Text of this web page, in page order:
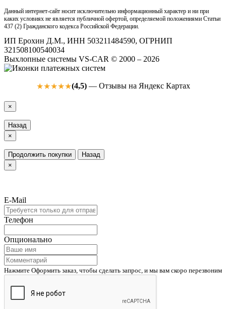
Данный интернет-сайт носит исключительно информационный характер и ни при
каких условиях не является публичной офертой, определяемой положениями Статьи
437 (2) Гражданского кодекса Российской Федерации.
ИП Ерохин Д.М., ИНН 503211484590, ОГРНИП
321508100540034
Выхлопные системы VS-CAR © 2000 – 2026
★★★★★(4,5)— Отзывы на Яндекс Картах
×
Назад
×
Продолжить покупки
Назад
×
E-Mail
Телефон
Опционально
Нажмите Оформить заказ, чтобы сделать запрос, и мы вам скоро перезвоним